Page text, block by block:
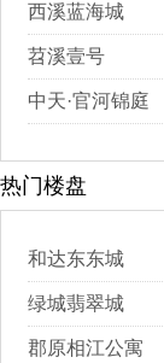
西溪蓝海城
苕溪壹号
中天·官河锦庭
热门楼盘
和达东东城
绿城翡翠城
郡原相江公寓